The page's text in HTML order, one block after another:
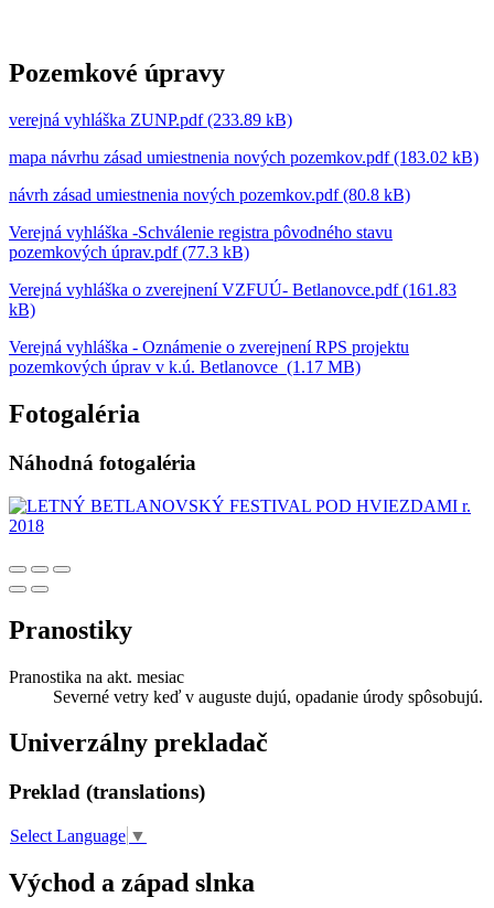
Pozemkové úpravy
verejná vyhláška ZUNP.pdf (233.89 kB)
mapa návrhu zásad umiestnenia nových pozemkov.pdf (183.02 kB)
návrh zásad umiestnenia nových pozemkov.pdf (80.8 kB)
Verejná vyhláška -Schválenie registra pôvodného stavu
pozemkových úprav.pdf (77.3 kB)
Verejná vyhláška o zverejnení VZFUÚ- Betlanovce.pdf (161.83
kB)
Verejná vyhláška - Oznámenie o zverejnení RPS projektu
pozemkových úprav v k.ú. Betlanovce (1.17 MB)
Fotogaléria
Náhodná fotogaléria
Pranostiky
Pranostika na akt. mesiac
Severné vetry keď v auguste dujú, opadanie úrody spôsobujú.
Univerzálny prekladač
Preklad (translations)
Select Language ▼
Východ a západ slnka